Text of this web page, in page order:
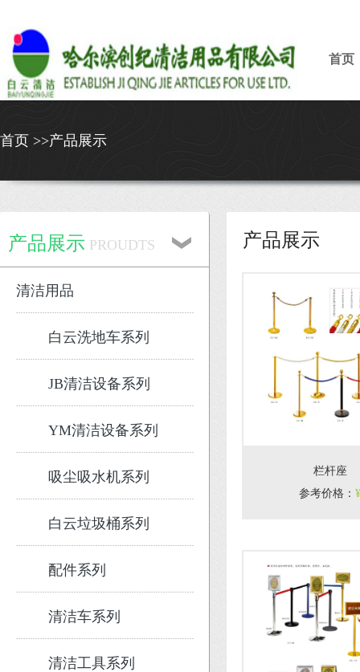
首页
首页 >>产品展示
产品展示 PROUDTS
清洁用品
白云洗地车系列
JB清洁设备系列
YM清洁设备系列
吸尘吸水机系列
白云垃圾桶系列
配件系列
清洁车系列
清洁工具系列
产品展示
栏杆座
参考价格 ：